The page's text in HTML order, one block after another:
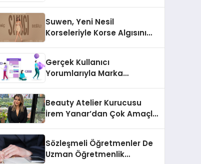
Suwen, Yeni Nesil
Korseleriyle Korse Algısını
Gerçek Kullanıcı
Yorumlarıyla Marka
Beauty Atelier Kurucusu
İrem Yanar’dan Çok Amaçlı
Sözleşmeli Öğretmenler De
Uzman Öğretmenlik